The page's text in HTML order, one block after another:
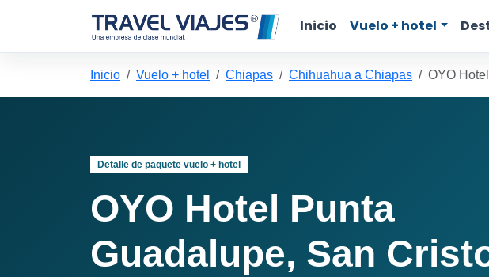
Inicio Vuelo + hotel
Inicio Vuelo + hotel Chiapas Chihuahua a Chiapas OYO
Detalle de paquete vuelo + hotel
OYO Hotel Punta
Guadalupe, San